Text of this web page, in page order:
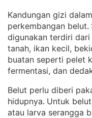
Kandungan gizi
perkembangan belut.
digunakan terdiri
tanah, ikan kecil,
buatan seperti pelet
fermentasi, dan
Belut perlu diberi
hidupnya. Untuk
atau larva serangga